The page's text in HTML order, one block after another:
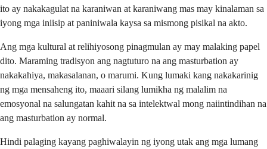
ito ay nakakagulat na karaniwan at karaniwang mas may kinalaman sa
iyong mga iniisip at paniniwala kaysa sa mismong pisikal na akto.
Ang mga kultural at relihiyosong pinagmulan ay may malaking papel
dito. Maraming tradisyon ang nagtuturo na ang masturbation ay
nakakahiya, makasalanan, o marumi. Kung lumaki kang nakakarinig
ng mga mensaheng ito, maaari silang lumikha ng malalim na
emosyonal na salungatan kahit na sa intelektwal mong naiintindihan na
ang masturbation ay normal.
Hindi palaging kayang paghiwalayin ng iyong utak ang mga lumang